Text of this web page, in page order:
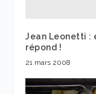
Jean Leonetti :
répond !
21 mars 2008